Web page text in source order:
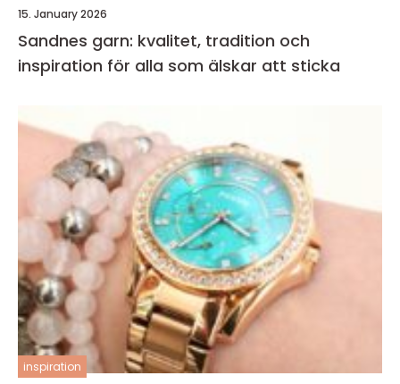
15. January 2026
Sandnes garn: kvalitet, tradition och
inspiration för alla som älskar att sticka
inspiration